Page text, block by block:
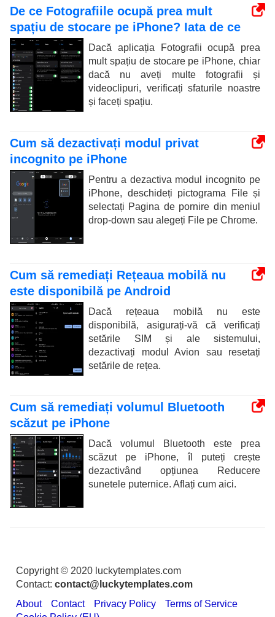
De ce Fotografiile ocupă prea mult
spațiu de stocare pe iPhone? Iata de ce
Dacă aplicația Fotografii ocupă prea
mult spațiu de stocare pe iPhone, chiar
dacă nu aveți multe fotografii și
videoclipuri, verificați sfaturile noastre
și faceți spațiu.
Cum să dezactivați modul privat
incognito pe iPhone
Pentru a dezactiva modul incognito pe
iPhone, deschideți pictograma File și
selectați Pagina de pornire din meniul
drop-down sau alegeți File pe Chrome.
Cum să remediați Rețeaua mobilă nu
este disponibilă pe Android
Dacă rețeaua mobilă nu este
disponibilă, asigurați-vă că verificați
setările SIM și ale sistemului,
dezactivați modul Avion sau resetați
setările de rețea.
Cum să remediați volumul Bluetooth
scăzut pe iPhone
Dacă volumul Bluetooth este prea
scăzut pe iPhone, îl puteți crește
dezactivând opțiunea Reducere
sunetele puternice. Aflați cum aici.
Copyright © 2020 luckytemplates.com
Contact: contact@luckytemplates.com
About
Contact Privacy Policy
Terms of Service